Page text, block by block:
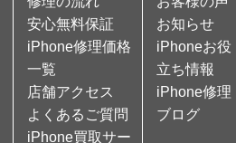
安心無料保証
iPhone修理価格
一覧
店舗アクセス
よくあるご質問
iPhone買取サー
お知らせ
iPhoneお役
立ち情報
iPhone修理
ブログ